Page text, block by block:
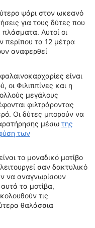
ψάρι στον ωκεανό
για τους δύτες που
Αυτοί οι
περίπου τα 12 μέτρα
αναφερθεί
είναι
οι Φιλιππίνες και η
μεγάλους
φιλτράροντας
Οι δύτες μπορούν να
μέσω της
των
το μοναδικό μοτίβο
σαν δακτυλικό
να αναγνωρίσουν
τα μοτίβα,
τις
θαλάσσια